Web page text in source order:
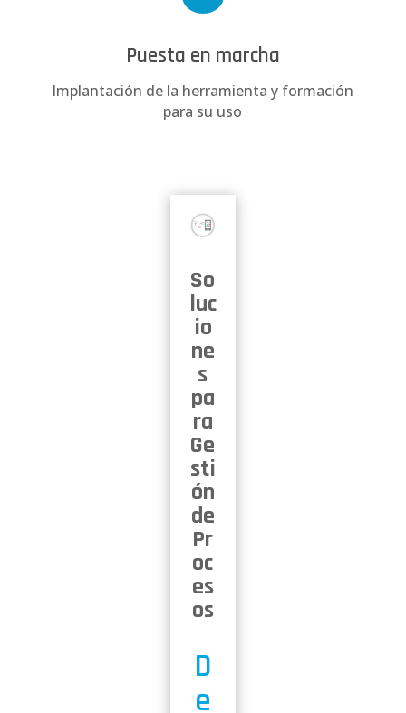
Puesta en marcha
Implantación de la herramienta y formación
para su uso
So
luc
io
ne
s
pa
ra
Ge
sti
ón
de
Pr
oc
es
os
D
e